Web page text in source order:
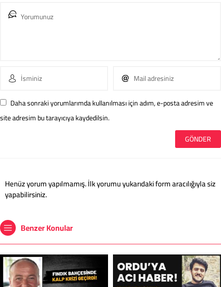
Daha sonraki yorumlarımda kullanılması için adım, e-posta adresim ve
site adresim bu tarayıcıya kaydedilsin.
Henüz yorum yapılmamış. İlk yorumu yukarıdaki form aracılığıyla siz
yapabilirsiniz.
Benzer Konular